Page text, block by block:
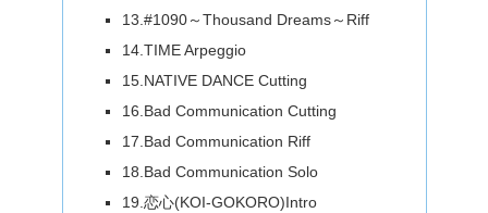
13.#1090～Thousand Dreams～Riff
14.TIME Arpeggio
15.NATIVE DANCE Cutting
16.Bad Communication Cutting
17.Bad Communication Riff
18.Bad Communication Solo
19.恋心(KOI-GOKORO)Intro